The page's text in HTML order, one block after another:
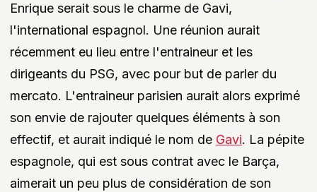
Enrique serait sous le charme de Gavi,
l'international espagnol. Une réunion aurait
récemment eu lieu entre l'entraineur et les
dirigeants du PSG, avec pour but de parler du
mercato. L'entraineur parisien aurait alors exprimé
son envie de rajouter quelques éléments à son
effectif, et aurait indiqué le nom de Gavi. La pépite
espagnole, qui est sous contrat avec le Barça,
aimerait un peu plus de considération de son